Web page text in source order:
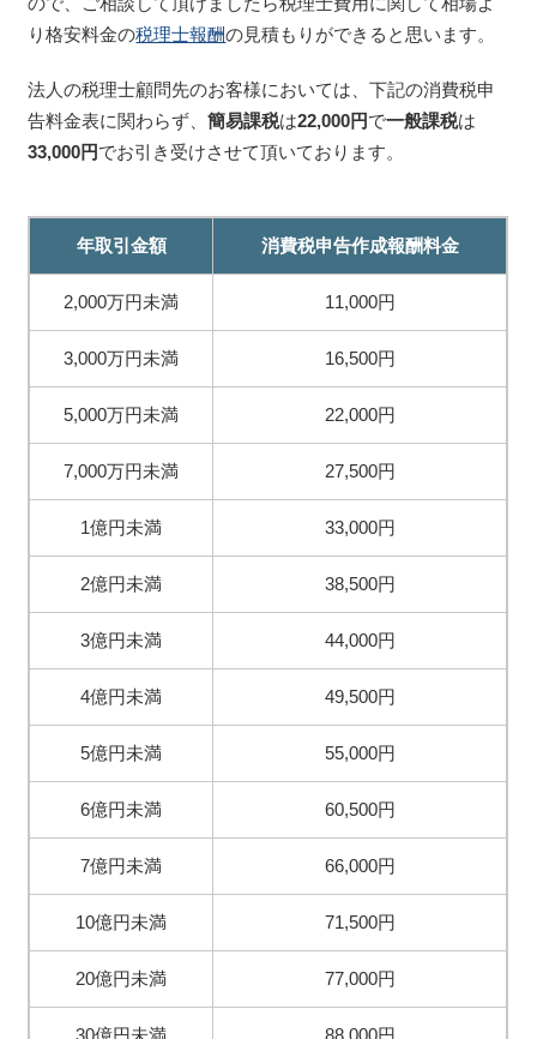
り格安料金の税理士報酬の見積もりができると思います。
法人の税理士顧問先のお客様においては、下記の消費税申
告料金表に関わらず、簡易課税は22,000円で一般課税は
33,000円でお引き受けさせて頂いております。
年取引金額 消費税申告作成報酬料金
2,000万円未満 11,000円
3,000万円未満 16,500円
5,000万円未満 22,000円
7,000万円未満 27,500円
1億円未満 33,000円
2億円未満 38,500円
3億円未満 44,000円
4億円未満 49,500円
5億円未満 55,000円
6億円未満 60,500円
7億円未満 66,000円
10億円未満 71,500円
20億円未満 77,000円
30億円未満 88,000円